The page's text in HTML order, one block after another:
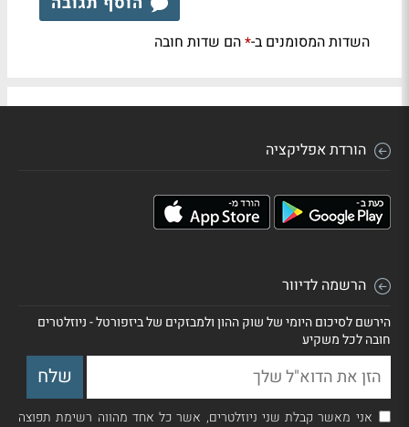
השדות המסומנים ב-*הם שדות חובה
הורדת אפליקציה
הרשמה לדיוור
הירשם לסיכום היומי של שוק ההון ולמבזקים של ביזפורטל - ניוזלטרים
חובה לכל משקיע
אני מאשר קבלת שני ניוזלטרים, אשר כל אחד מהווה רשימת תפוצה